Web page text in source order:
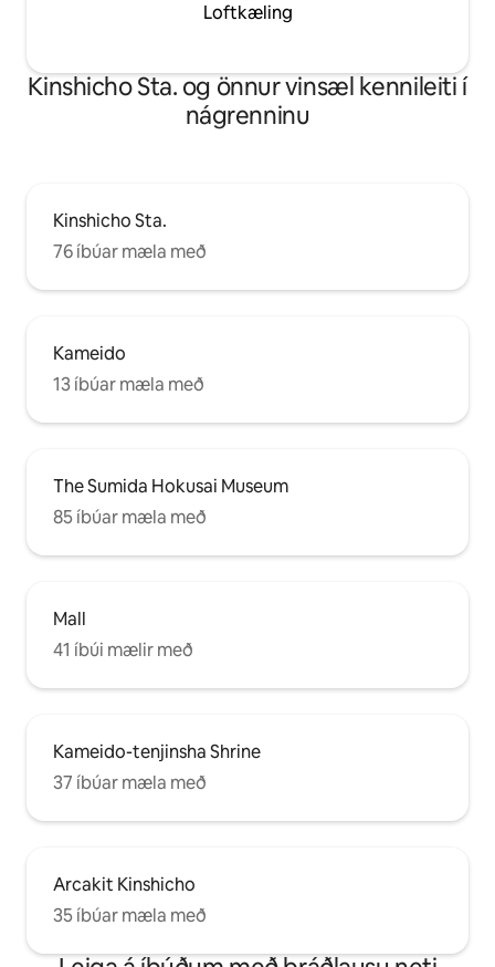
Loftkæling
Kinshicho Sta. og önnur vinsæl kennileiti í
nágrenninu
Kinshicho Sta.
76 íbúar mæla með
Kameido
13 íbúar mæla með
The Sumida Hokusai Museum
85 íbúar mæla með
Mall
41 íbúi mælir með
Kameido-tenjinsha Shrine
37 íbúar mæla með
Arcakit Kinshicho
35 íbúar mæla með